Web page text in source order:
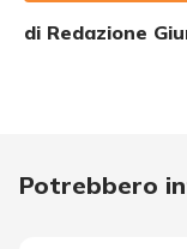
di Redazione
Potrebbero